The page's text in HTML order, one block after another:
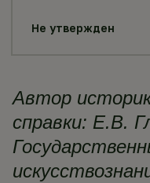
Не утвержден
Автор
справки: Е.В.